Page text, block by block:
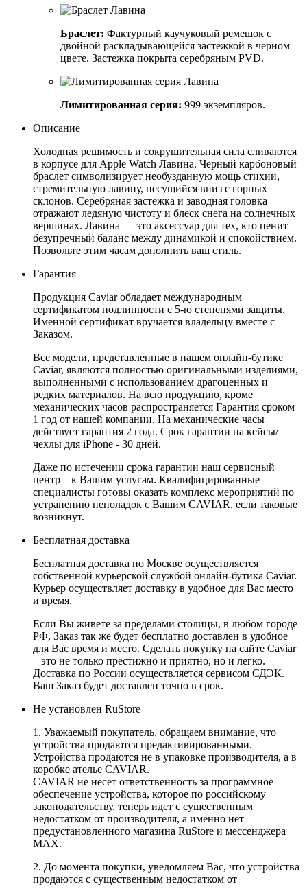
Браслет: Фактурный каучуковый ремешок с
двойной раскладывающейся застежкой в черном
цвете. Застежка покрыта серебряным PVD.
Лимитированная серия: 999 экземпляров.
Описание
Холодная решимость и сокрушительная сила сливаются
в корпусе для Apple Watch Лавина. Черный карбоновый
браслет символизирует необузданную мощь стихии,
стремительную лавину, несущийся вниз с горных
склонов. Серебряная застежка и заводная головка
отражают ледяную чистоту и блеск снега на солнечных
вершинах. Лавина — это аксессуар для тех, кто ценит
безупречный баланс между динамикой и спокойствием.
Позвольте этим часам дополнить ваш стиль.
Гарантия
Продукция Caviar обладает международным
сертификатом подлинности с 5-ю степенями защиты.
Именной сертификат вручается владельцу вместе с
Заказом.
Все модели, представленные в нашем онлайн-бутике
Caviar, являются полностью оригинальными изделиями,
выполненными с использованием драгоценных и
редких материалов. На всю продукцию, кроме
механических часов распространяется Гарантия сроком
1 год от нашей компании. На механические часы
действует гарантия 2 года. Срок гарантии на кейсы/
чехлы для iPhone - 30 дней.
Даже по истечении срока гарантии наш сервисный
центр – к Вашим услугам. Квалифицированные
специалисты готовы оказать комплекс мероприятий по
устранению неполадок с Вашим CAVIAR, если таковые
возникнут.
Бесплатная доставка
Бесплатная доставка по Москве осуществляется
собственной курьерской службой онлайн-бутика Caviar.
Курьер осуществляет доставку в удобное для Вас место
и время.
Если Вы живете за пределами столицы, в любом городе
РФ, Заказ так же будет бесплатно доставлен в удобное
для Вас время и место. Сделать покупку на сайте Caviar
– это не только престижно и приятно, но и легко.
Доставка по России осуществляется сервисом СДЭК.
Ваш Заказ будет доставлен точно в срок.
Не установлен RuStore
1. Уважаемый покупатель, обращаем внимание, что
устройства продаются предактивированными.
Устройства продаются не в упаковке производителя, а в
коробке ателье CAVIAR.
CAVIAR не несет ответственность за программное
обеспечение устройства, которое по российскому
законодательству, теперь идет с существенным
недостатком от производителя, а именно нет
предустановленного магазина RuStore и мессенджера
MAX.
2. До момента покупки, уведомляем Вас, что устройства
продаются с существенным недостатком от